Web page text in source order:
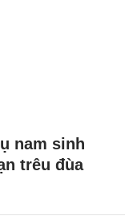
nam sinh
trêu đùa